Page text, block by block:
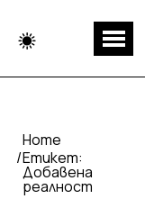
Home
Етикет:
Добавена
реалност